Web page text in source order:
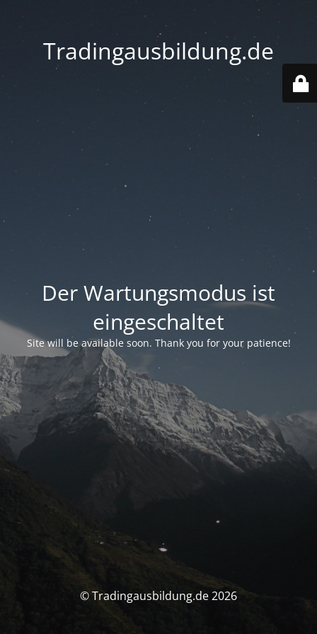
Tradingausbildung.de
Der Wartungsmodus ist
eingeschaltet
Site will be available soon. Thank you for your patience!
© Tradingausbildung.de 2026